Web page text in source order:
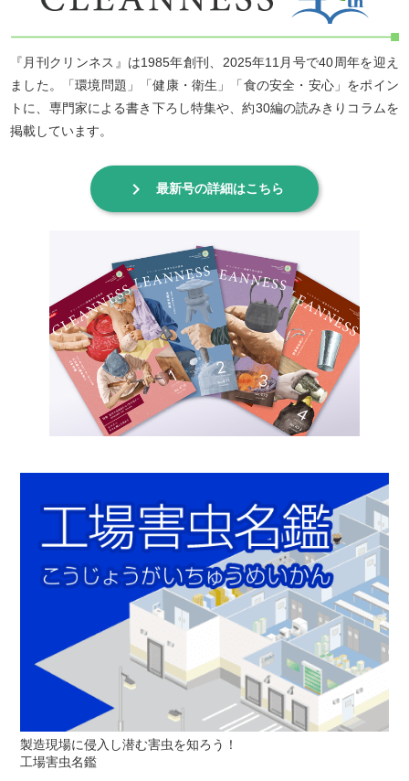
『月刊クリンネス』は1985年創刊、2025年11月号で40周年を迎え
ました。「環境問題」「健康・衛生」「食の安全・安心」をポイン
トに、専門家による書き下ろし特集や、約30編の読みきりコラムを
掲載しています。
keyboard_arrow_right 最新号の詳細はこちら
製造現場に侵入し潜む害虫を知ろう！
工場害虫名鑑